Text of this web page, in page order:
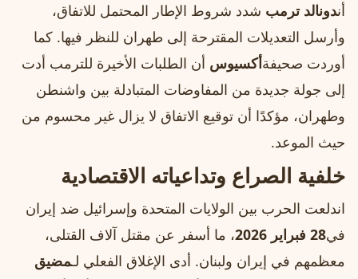
أندونالد ترمب شدد شروط الإطار المحتمل للاتفاق،
وأرسل التعديلات المقترحة إلى طهران للنظر فيها. كما
أوردت صحيفةأكسيوس أن الطلبات الأخيرة للترمب أدت
إلى جولة جديدة من المفاوضات المتبادلة بين واشنطن
وطهران، مؤكدًا أن توقيع الاتفاق لا يزال غير محسوم من
حيث الموعد.
خلفية الصراع وتداعياته الاقتصادية
اندلعت الحرب بين الولايات المتحدة وإسرائيل ضد إيران
في28 فبراير 2026
، ما أسفر عن مقتل آلاف القتلى،
معظمهم في إيران ولبنان. أدى الإغلاق الفعلي لـمضيق